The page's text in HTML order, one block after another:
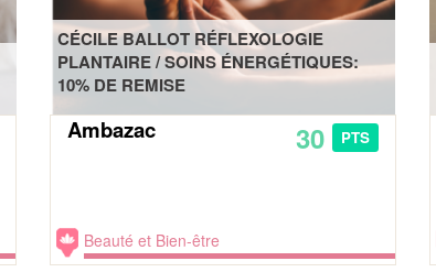
CÉCILE BALLOT RÉFLEXOLOGIE
PLANTAIRE / SOINS ÉNERGÉTIQUES:
10% DE REMISE
Ambazac 30 PTS
Beauté et Bien-être